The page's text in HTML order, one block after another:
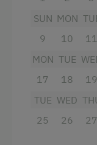
Activities at/
Lake for
Baking
Balcony/
Towels
Coffee
SUN
9
MON
10
11
MON
17
TUE
18
19
TUE
25
WED
26
27